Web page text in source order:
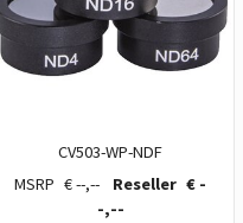
CV503-WP-NDF
€ --,--
€ -
-,--